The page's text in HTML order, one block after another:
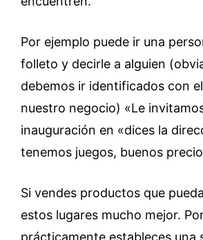
Por ejemplo puede ir una
folleto y decirle a alguien
debemos ir identificados con
nuestro negocio) «Le
inauguración en «dices la
tenemos juegos, buenos
Si vendes productos que
estos lugares mucho mejor.
prácticamente estableces una